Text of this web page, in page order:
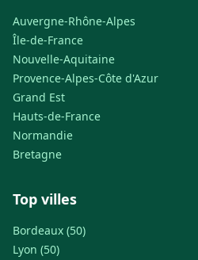
Auvergne-Rhône-Alpes
Île-de-France
Nouvelle-Aquitaine
Provence-Alpes-Côte d'Azur
Grand Est
Hauts-de-France
Normandie
Bretagne
Top villes
Bordeaux (50)
Lyon (50)